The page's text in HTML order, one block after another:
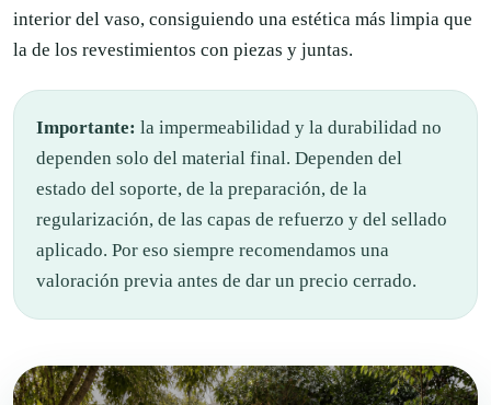
interior del vaso, consiguiendo una estética más limpia que
la de los revestimientos con piezas y juntas.
Importante: la impermeabilidad y la durabilidad no
dependen solo del material final. Dependen del
estado del soporte, de la preparación, de la
regularización, de las capas de refuerzo y del sellado
aplicado. Por eso siempre recomendamos una
valoración previa antes de dar un precio cerrado.